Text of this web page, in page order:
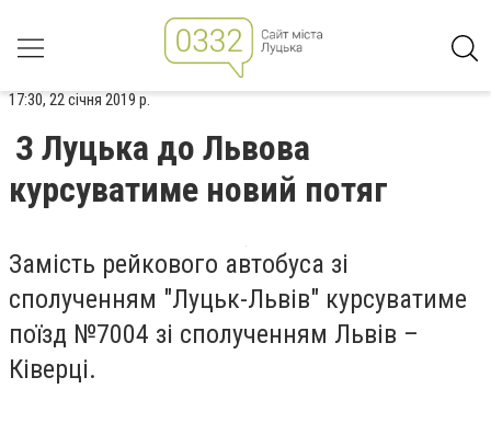
17:30, 22 січня 2019 р.
З Луцька до Львова
курсуватиме новий потяг
Замість рейкового автобуса зі
сполученням "Луцьк-Львів" курсуватиме
поїзд №7004 зі сполученням Львів –
Ківерці.